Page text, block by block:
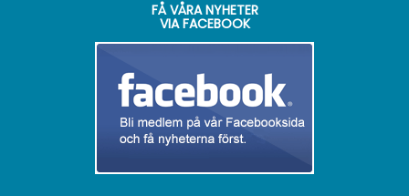
FÅ VÅRA NYHETER
VIA FACEBOOK